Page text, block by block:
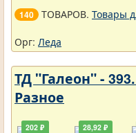
140 ТОВАРОВ. Товары
Орг: Леда
ТД "Галеон" -
Разное
202 ₽ 28,92 ₽